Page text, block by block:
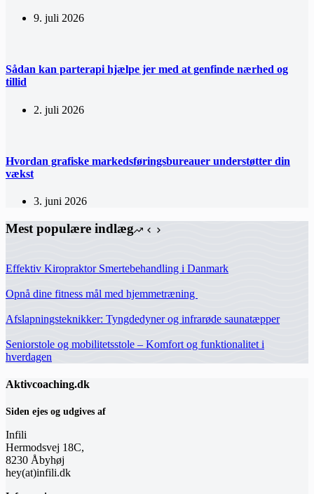
9. juli 2026
Sådan kan parterapi hjælpe jer med at genfinde nærhed og
tillid
2. juli 2026
Hvordan grafiske markedsføringsbureauer understøtter din
vækst
3. juni 2026
Mest populære indlæg
Effektiv Kiropraktor Smertebehandling i Danmark
Opnå dine fitness mål med hjemmetræning
Afslapningsteknikker: Tyngdedyner og infrarøde saunatæpper
Seniorstole og mobilitetsstole – Komfort og funktionalitet i
hverdagen
Aktivcoaching.dk
Siden ejes og udgives af
Infili
Hermodsvej 18C,
8230 Åbyhøj
hey(at)infili.dk